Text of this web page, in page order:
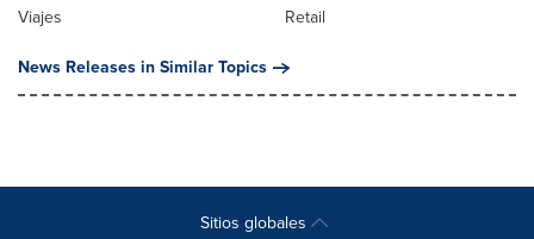
Viajes
Retail
News Releases in Similar Topics
Sitios globales